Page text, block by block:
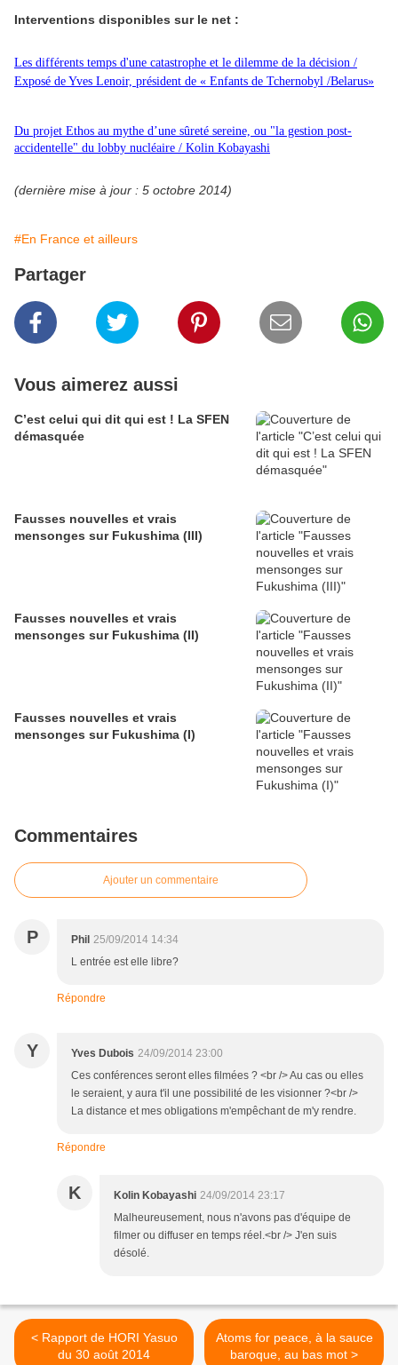
Interventions disponibles sur le net :
Les différents temps d'une catastrophe et le dilemme de la décision /
Exposé de Yves Lenoir, président de « Enfants de Tchernobyl /Belarus»
Du projet Ethos au mythe d’une sûreté sereine, ou "la gestion post-
accidentelle" du lobby nucléaire / Kolin Kobayashi
(dernière mise à jour : 5 octobre 2014)
#En France et ailleurs
Partager
Vous aimerez aussi
C’est celui qui dit qui est ! La SFEN
démasquée
Fausses nouvelles et vrais
mensonges sur Fukushima (III)
Fausses nouvelles et vrais
mensonges sur Fukushima (II)
Fausses nouvelles et vrais
mensonges sur Fukushima (I)
Commentaires
Ajouter un commentaire
P Phil 25/09/2014 14:34
L entrée est elle libre?
Répondre
Y Yves Dubois 24/09/2014 23:00
Ces conférences seront elles filmées ? <br /> Au cas ou elles
le seraient, y aura t'il une possibilité de les visionner ?<br />
La distance et mes obligations m'empêchant de m'y rendre.
Répondre
K Kolin Kobayashi 24/09/2014 23:17
Malheureusement, nous n'avons pas d'équipe de
filmer ou diffuser en temps réel.<br /> J'en suis
désolé.
< Rapport de HORI Yasuo
du 30 août 2014
Atoms for peace, à la sauce
baroque, au bas mot >